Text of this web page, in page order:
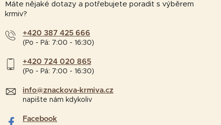
Máte nějaké dotazy a potřebujete poradit s výběrem
krmiv?
+420 387 425 666
(Po - Pá: 7:00 - 16:30)
+420 724 020 865
(Po - Pá: 7:00 - 16:30)
info@znackova-krmiva.cz
napište nám kdykoliv
Facebook